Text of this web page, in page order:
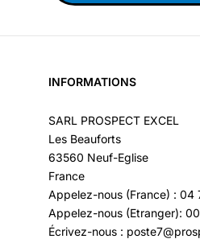
INFORMATIONS
SARL PROSPECT EXCEL
Les Beauforts
63560 Neuf-Eglise
France
Appelez-nous (France) : 04
Appelez-nous (Etranger):
Écrivez-nous :